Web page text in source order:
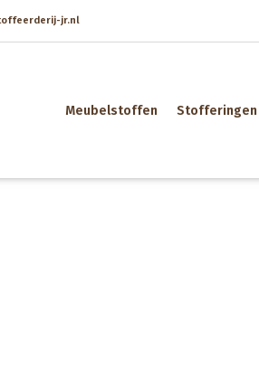
jr.nl
Meubelstoffen Stofferingen